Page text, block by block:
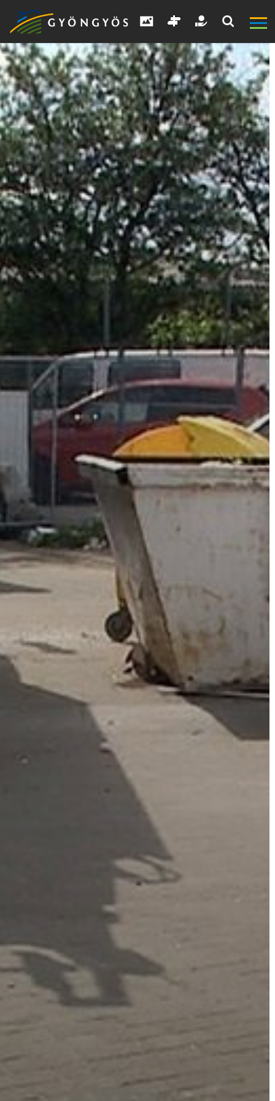
A
VÁROS
KIEMELT
LÁTVÁNYOSSÁGOK
GYÖNGYÖS
VÁROS
ÉRTÉKTÁRA
LAKOSSÁGI
INFORMÁCIÓK
HASZNOS
KVÍZ
A
VÁROS
PÉNZÜGYEI
KÖLTSÉGVETÉSI
RENDELETEK
TELEPÜLÉSRENDEZÉS
STRATÉGIÁK
ÉS
KONCEPCIÓK